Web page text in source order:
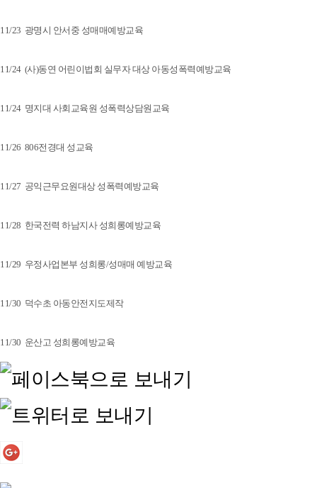
11/23 광명시 안서중 성매매예방교육
11/24 (사)동연 어린이법회 실무자 대상 아동성폭력예방교육
11/24 명지대 사회교육원 성폭력상담원교육
11/26 806전경대 성교육
11/27 공익근무요원대상 성폭력예방교육
11/28 한국전력 하남지사 성희롱예방교육
11/29 우정사업본부 성희롱/성매매 예방교육
11/30 덕수초 아동안전지도제작
11/30 운산고 성희롱예방교육